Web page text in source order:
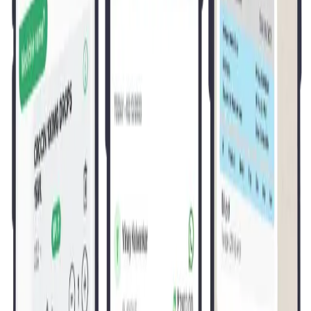
ইনভয়েস তৈরি, স্টক ম্যানেজ ও রসিদ পাঠান — সব Saarthi অ্যাপ থেকে।
বারকোড স্ক্যানার হিসেবে ফোন ক্যামেরা
ডেডিকেটেড স্ক্যানার দরকার নেই — ফোন ক্যামেরা বারকোড ও QR কোড পড়ে।
চ্যাট-স্টাইল বিলিং ইন্টারফেস
বার্তা পাঠানোর মতো স্বজ্ঞাত — কর্মীরা মিনিটে শিখে নেয়।
তাৎক্ষণিক WhatsApp রসিদ
অ্যাপ থেকে সরাসরি গ্রাহকদের কাছে ব্র্যান্ডেড ডিজিটাল বিল পাঠান।
রিয়েল-টাইম ইনভেন্টরি সিঙ্ক